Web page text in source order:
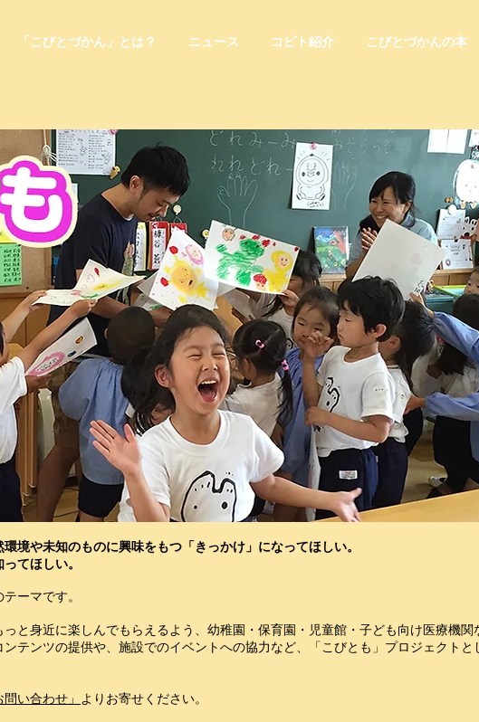
「こびとづかん」とは？ ニュース コビト紹介 こびとづかんの本
境や未知のものに興味をもつ「きっかけ」になってほしい。
てほしい。
ーマです。
と身近に楽しんでもらえるよう、幼稚園・保育園・児童館・ 子ども向け医療機関
テンツの提供や、施設でのイベントへの協力など、「こびとも」プロジェクトと
問い合わせ」 よりお寄せください。